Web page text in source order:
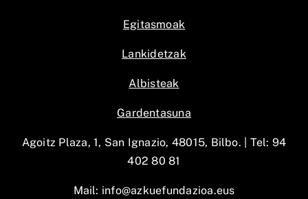
Egitasmoak
Lankidetzak
Albisteak
Gardentasuna
Agoitz Plaza, 1, San Ignazio, 48015, Bilbo. | Tel: 94
402 80 81
Mail: info@azkuefundazioa.eus